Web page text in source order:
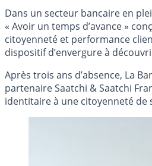
Dans un secteur bancaire en
« Avoir un temps d’avance »
citoyenneté et performance
dispositif d’envergure à
Après trois ans d’absence, La
partenaire Saatchi & Saatchi
identitaire à une citoyenneté de